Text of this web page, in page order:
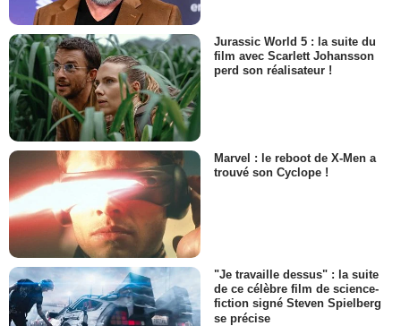
Jurassic World 5 : la suite du
film avec Scarlett Johansson
perd son réalisateur !
Marvel : le reboot de X-Men a
trouvé son Cyclope !
"Je travaille dessus" : la suite
de ce célèbre film de science-
fiction signé Steven Spielberg
se précise